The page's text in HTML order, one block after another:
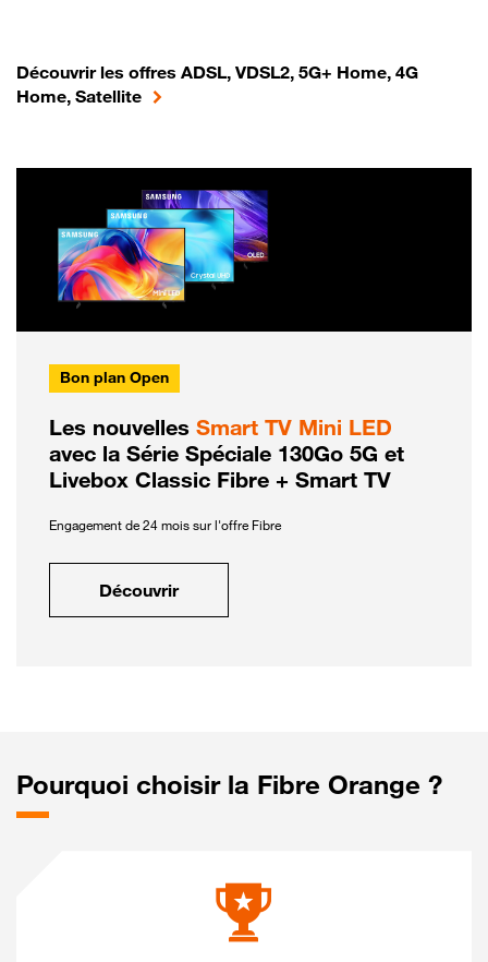
Découvrir les offres ADSL, VDSL2, 5G+ Home, 4G
Home, Satellite
Bon plan Open
Les nouvelles Smart TV Mini LED
avec la Série Spéciale 130Go 5G et
Livebox Classic Fibre + Smart TV
Engagement de 24 mois sur l'offre Fibre
Découvrir
Pourquoi choisir la Fibre Orange ?